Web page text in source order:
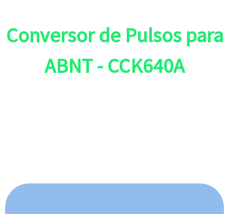
Conversor de Pulsos para
ABNT - CCK640A